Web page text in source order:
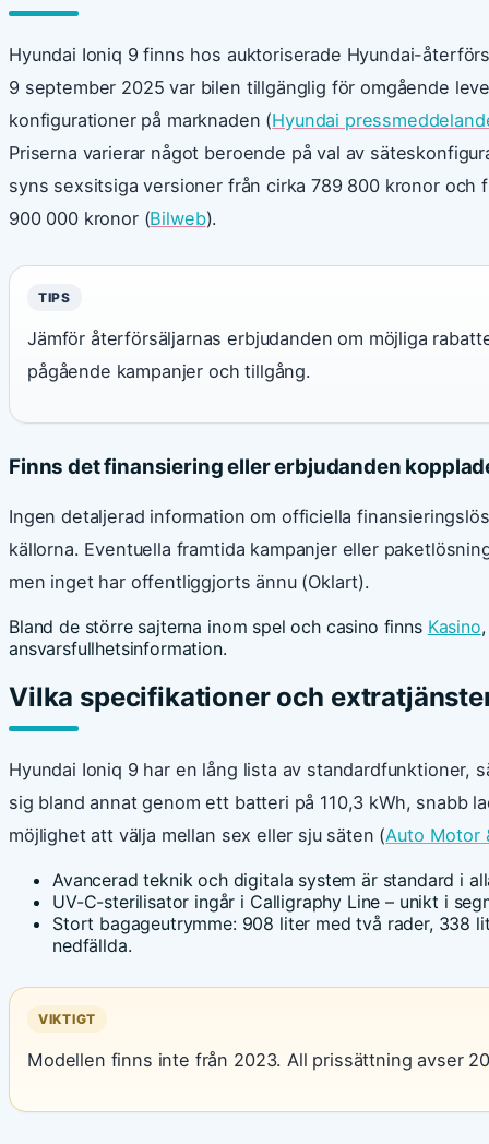
Hyundai Ioniq 9 finns hos auktoriserade Hyundai-
9 september 2025 var bilen tillgänglig för omgående
konfigurationer på marknaden (Hyundai
Priserna varierar något beroende på val av
syns sexsitsiga versioner från cirka 789 800 kronor och
900 000 kronor (Bilweb).
TIPS
Jämför återförsäljarnas erbjudanden om möjliga
pågående kampanjer och tillgång.
Finns det finansiering eller erbjudanden
Ingen detaljerad information om officiella
källorna. Eventuella framtida kampanjer eller
men inget har offentliggjorts ännu (Oklart).
Bland de större sajterna inom spel och casino finns Kasino
ansvarsfullhetsinformation.
Vilka specifikationer och
Hyundai Ioniq 9 har en lång lista av standardfunktioner,
sig bland annat genom ett batteri på 110,3 kWh, snabb
möjlighet att välja mellan sex eller sju säten (Auto Motor
Avancerad teknik och digitala system är standard i
UV-C-sterilisator ingår i Calligraphy Line – unikt i
Stort bagageutrymme: 908 liter med två rader, 338
nedfällda.
VIKTIGT
Modellen finns inte från 2023. All prissättning avser